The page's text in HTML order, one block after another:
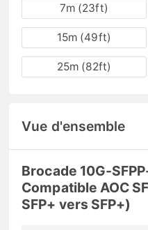
7m (23ft)
15m (49ft)
25m (82ft)
Vue d'ensemble
Brocade 10G-
Compatible AOC
SFP+ vers SFP+)